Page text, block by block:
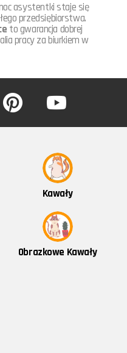
asystentki staje się
przedsiębiorstwa.
to gwarancja dobrej
pracy za biurkiem w
pinterest youtube
Kawały
Obrazkowe Kawały